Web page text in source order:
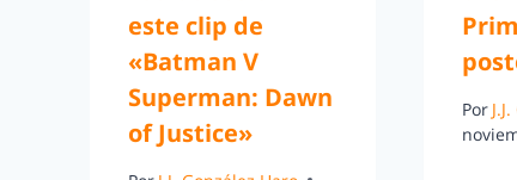
este clip de
«Batman V
Superman: Dawn
of Justice»
Por